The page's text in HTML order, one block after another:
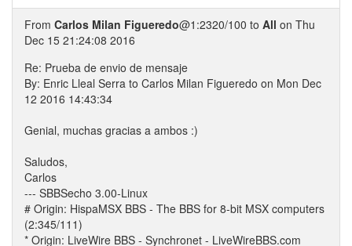
From Carlos Milan Figueredo@1:2320/100 to All on Thu
Dec 15 21:24:08 2016
Re: Prueba de envio de mensaje
By: Enric Lleal Serra to Carlos Milan Figueredo on Mon Dec
12 2016 14:43:34
Genial, muchas gracias a ambos :)
Saludos,
Carlos
--- SBBSecho 3.00-Linux
# Origin: HispaMSX BBS - The BBS for 8-bit MSX computers
(2:345/111)
* Origin: LiveWire BBS - Synchronet - LiveWireBBS.com